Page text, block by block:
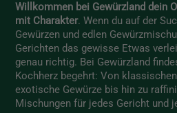
Willkommen bei Gewürzland dein
mit Charakter. Wenn du auf der
Gewürzen und edlen
Gerichten das gewisse Etwas
genau richtig. Bei Gewürzland
Kochherz begehrt: Von
exotische Gewürze bis hin zu
Mischungen für jedes Gericht und